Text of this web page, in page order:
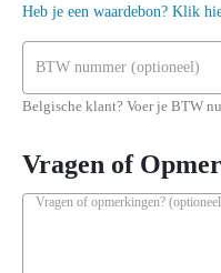
Heb je een waardebon? Klik
BTW nummer (optioneel)
Belgische klant? Voer je BTW
Vragen of
Vragen of opmerkingen?